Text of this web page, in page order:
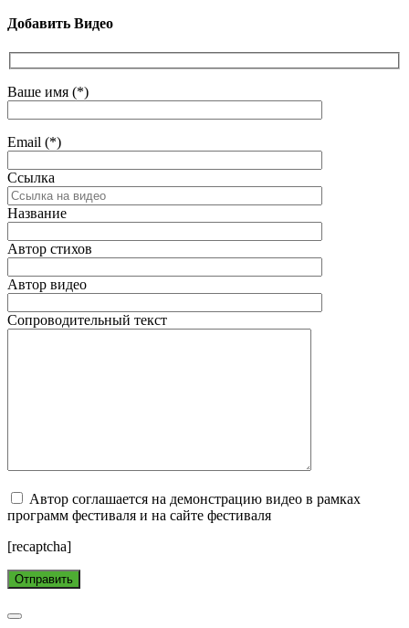
Добавить Видео
Ваше имя (*)
Email (*)
Ссылка
Название
Автор стихов
Автор видео
Сопроводительный текст
Автор соглашается на демонстрацию видео в рамках
программ фестиваля и на сайте фестиваля
[recaptcha]